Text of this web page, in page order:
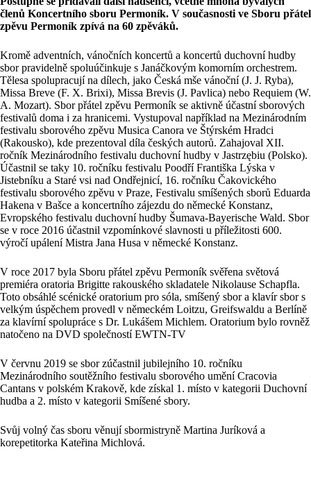
členů Koncertního sboru Permoník. V současnosti ve Sboru přátel
zpěvu Permoník zpívá na 60 zpěváků.
Kromě adventních, vánočních koncertů a koncertů duchovní hudby
sbor pravidelně spoluúčinkuje s Janáčkovým komorním orchestrem.
Tělesa spolupracují na dílech, jako Česká mše vánoční (J. J. Ryba),
Missa Breve (F. X. Brixi), Missa Brevis (J. Pavlica) nebo Requiem (W.
A. Mozart). Sbor přátel zpěvu Permoník se aktivně účastní sborových
festivalů doma i za hranicemi. Vystupoval například na Mezinárodním
festivalu sborového zpěvu Musica Canora ve Štýrském Hradci
(Rakousko), kde prezentoval díla českých autorů. Zahajoval XII.
ročník Mezinárodního festivalu duchovní hudby v Jastrzębiu (Polsko).
Účastnil se taky 10. ročníku festivalu Poodří Františka Lýska v
Jistebníku a Staré vsi nad Ondřejnicí, 16. ročníku Čakovického
festivalu sborového zpěvu v Praze, Festivalu smíšených sborů Eduarda
Hakena v Bašce a koncertního zájezdu do německé Konstanz,
Evropského festivalu duchovní hudby Šumava-Bayerische Wald. Sbor
se v roce 2016 účastnil vzpomínkové slavnosti u příležitosti 600.
výročí upálení Mistra Jana Husa v německé Konstanz.
V roce 2017 byla Sboru přátel zpěvu Permoník svěřena světová
premiéra oratoria Brigitte rakouského skladatele Nikolause Schapfla.
Toto obsáhlé scénické oratorium pro sóla, smíšený sbor a klavír sbor s
velkým úspěchem provedl v německém Loitzu, Greifswaldu a Berlíně
za klavírní spolupráce s Dr. Lukášem Michlem. Oratorium bylo rovněž
natočeno na DVD společností EWTN-TV
V červnu 2019 se sbor zúčastnil jubilejního 10. ročníku
Mezinárodního soutěžního festivalu sborového umění Cracovia
Cantans v polském Krakově, kde získal 1. místo v kategorii Duchovní
hudba a 2. místo v kategorii Smíšené sbory.
Svůj volný čas sboru věnují sbormistryně Martina Juríková a
korepetitorka Kateřina Michlová.